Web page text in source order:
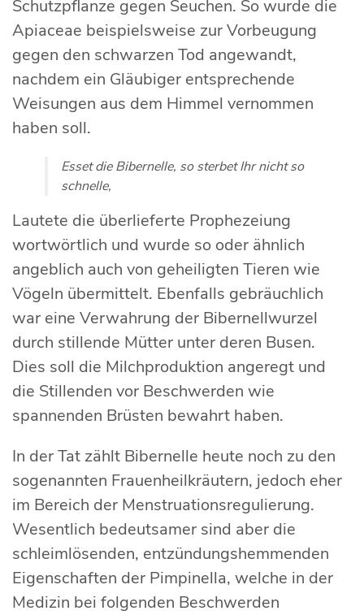
Schutzpflanze gegen Seuchen. So wurde die
Apiaceae beispielsweise zur Vorbeugung
gegen den schwarzen Tod angewandt,
nachdem ein Gläubiger entsprechende
Weisungen aus dem Himmel vernommen
haben soll.
Esset die Bibernelle, so sterbet Ihr nicht so
schnelle,
Lautete die überlieferte Prophezeiung
wortwörtlich und wurde so oder ähnlich
angeblich auch von geheiligten Tieren wie
Vögeln übermittelt. Ebenfalls gebräuchlich
war eine Verwahrung der Bibernellwurzel
durch stillende Mütter unter deren Busen.
Dies soll die Milchproduktion angeregt und
die Stillenden vor Beschwerden wie
spannenden Brüsten bewahrt haben.
In der Tat zählt Bibernelle heute noch zu den
sogenannten Frauenheilkräutern, jedoch eher
im Bereich der Menstruationsregulierung.
Wesentlich bedeutsamer sind aber die
schleimlösenden, entzündungshemmenden
Eigenschaften der Pimpinella, welche in der
Medizin bei folgenden Beschwerden